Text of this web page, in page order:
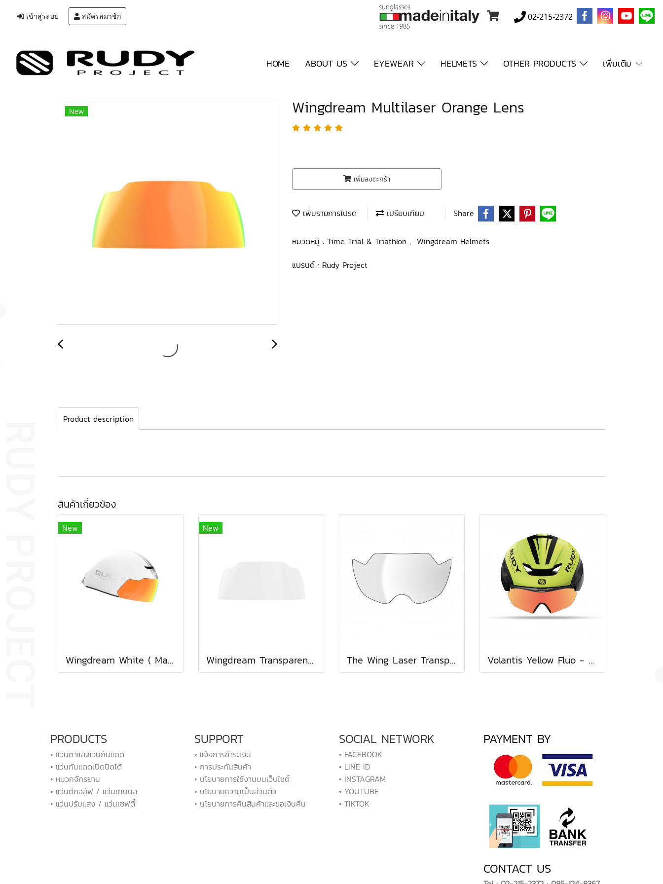
เข้าสู่ระบบ สมัครสมาชิก 02-215-2372
HOME ABOUT US EYEWEAR HELMETS OTHER PRODUCTS เพิ่มเติม
New Wingdream Multilaser Orange Lens
เพิ่มลงตะกร้า
เพิ่มรายการโปรด เปรียบเทียบ Share
หมวดหมู่ : Time Trial & Triathlon , Wingdream Helmets
แบรนด์ : Rudy Project
Product description
สินค้าเกี่ยวข้อง
New
Wingdream White ( Matte )
New
Wingdream Transparent Lens The Wing Laser Transparent Lens Volantis Yellow Fluo - Black Matte + Multilaser Orange Combo Set
PRODUCTS
• แว่นตาและแว่นกันแดด
• แว่นกันแดดเปิดปิดได้
• หมวกจักรยาน
• แว่นตีกอล์ฟ / แว่นเทนนิส
• แว่นปรับแสง / แว่นเซฟตี้
SUPPORT
• แจ้งการชำระเงิน
• การประกันสินค้า
• นโยบายการใช้งานบนเว็บไซต์
• นโยบายความเป็นส่วนตัว
• นโยบายการคืนสินค้าและขอเงินคืน
SOCIAL NETWORK
• FACEBOOK
• LINE ID
• INSTAGRAM
• YOUTUBE
• TIKTOK
PAYMENT BY
CONTACT US